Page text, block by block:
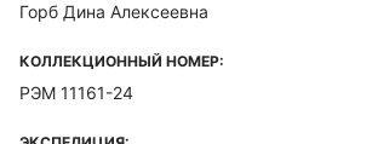
Горб Дина Алексеевна
КОЛЛЕКЦИОННЫЙ НОМЕР:
РЭМ 11161-24